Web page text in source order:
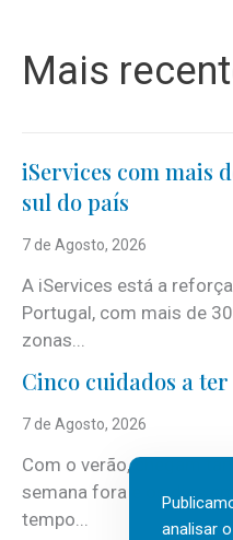
Mais
iServices com mais
sul do país
7 de Agosto, 2026
A iServices está a
Portugal, com mais de
zonas...
Cinco cuidados a
7 de Agosto, 2026
Com o verão, chegam
semana fora e os dias
tempo...
analisar